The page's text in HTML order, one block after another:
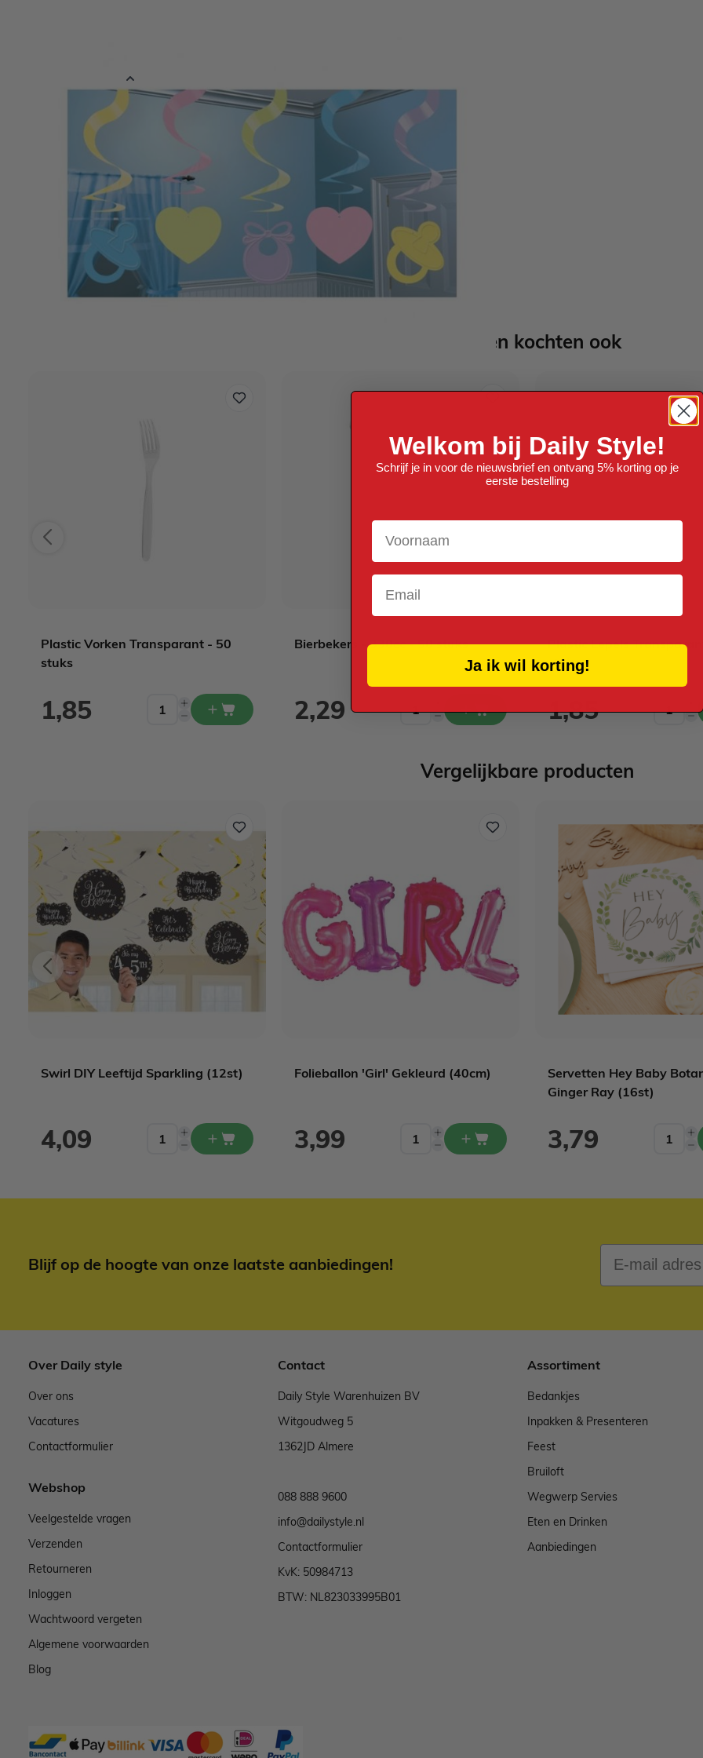
048419609711
Materiaal Plastic
Verpakt per Verpakt per 5 stuks
61 cm
Reviews
Anderen kochten ook
Plastic Vorken Transparant - 50
stuks
1,85
Bierbekers - 330cc - 50 stuks
2,29
Plastic Lepels
stuks
1,85
Vergelijkbare producten
Swirl DIY Leeftijd Sparkling (12st)
4,09
Folieballon 'Girl' Gekleurd (40cm)
3,99
Servetten Hey Baby
Ginger Ray (16st)
3,79
Blijf op de hoogte van onze laatste aanbiedingen!
E-mail adres
Over Daily style
Over ons
Vacatures
Contactformulier
Webshop
Veelgestelde vragen
Verzenden
Retourneren
Inloggen
Wachtwoord vergeten
Algemene voorwaarden
Blog
Contact
Daily Style Warenhuizen BV
Witgoudweg 5
1362JD Almere
088 888 9600
info@dailystyle.nl
Contactformulier
KvK: 50984713
BTW: NL823033995B01
Assortiment
Bedankjes
Inpakken & Presenteren
Feest
Bruiloft
Wegwerp Servies
Eten en Drinken
Aanbiedingen
Welkom bij Daily Style!
Schrijf je in voor de nieuwsbrief en ontvang 5% korting op je
eerste bestelling
Voornaam
Email
Ja ik wil korting!